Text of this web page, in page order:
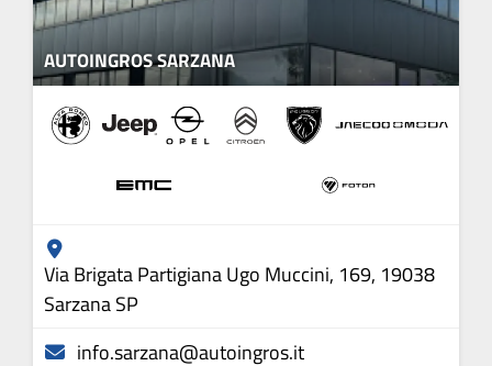
AUTOINGROS SARZANA
Via Brigata Partigiana Ugo Muccini, 169, 19038
Sarzana SP
info.sarzana@autoingros.it